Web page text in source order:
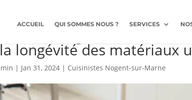
ACCUEIL QUI SOMMES NOUS ? SERVICES
longévité des matériaux
| Jan 31, 2024 | Cuisinistes Nogent-sur-Marne